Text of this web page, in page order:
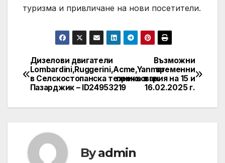
туризма и привличане на нови посетители.
Post
navigation
Възможни
временни
прекъсвания на 15 и
16.02.2025 г.
Дизелови двигатели
Lombardini,Ruggerini,Acme,Yanmar
в Селскостопанска техника в гр.
Пазарджик – ID24953219
Byadmin